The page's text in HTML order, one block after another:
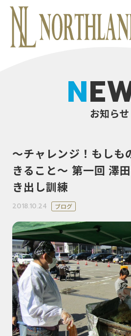
お知らせ
～チャレンジ！もしも
きること～ 第一回 澤
き出し訓練
2018.10.24 ブログ